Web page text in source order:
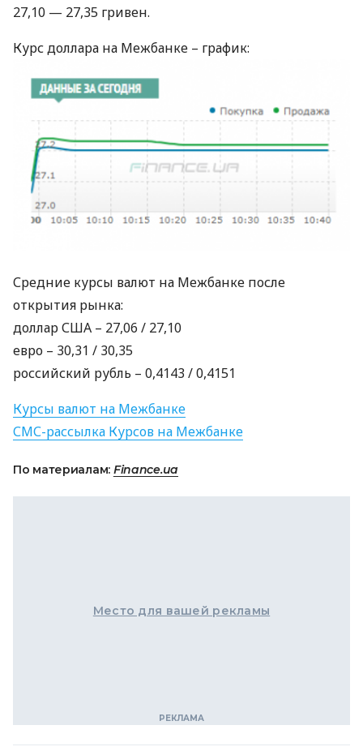
27,10 — 27,35 гривен.
Курс доллара на Межбанке – график:
Средние курсы валют на Межбанке после
открытия рынка:
долларСША – 27,06 / 27,10
евро – 30,31 / 30,35
российский рубль – 0,4143 / 0,4151
Курсы валют на Межбанке
СМС-рассылка Курсов на Межбанке
По материалам: Finance.ua
Место для вашей рекламы